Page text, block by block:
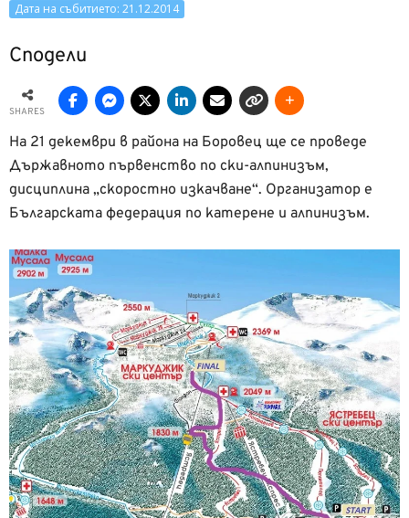
Дата на събитието: 21.12.2014
Сподели
SHARES
На 21 декември в района на Боровец ще се проведе
Държавното първенство по ски-алпинизъм,
дисциплина „скоростно изкачване“. Организатор е
Българската федерация по катерене и алпинизъм.